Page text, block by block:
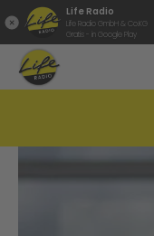
Life Radio
Life Radio GmbH & Co.KG
Gratis - in Google Play